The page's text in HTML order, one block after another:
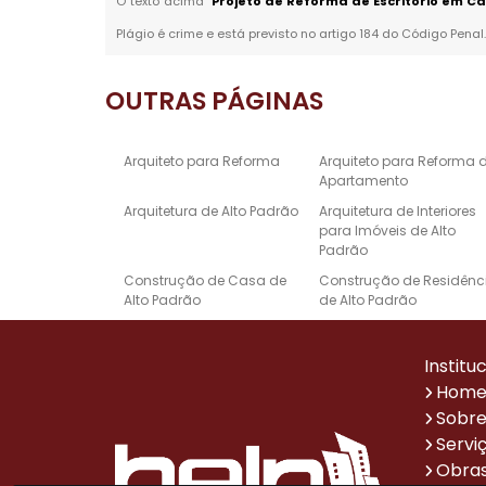
Plágio é crime e está previsto no artigo 184 do Código
OUTRAS PÁGINAS
Arquiteto para Reforma
Arquiteto para Reforma
Apartamento
Arquitetura de Alto Padrão
Arquitetura de Interiores
para Imóveis de Alto
Padrão
Construção de Casa de
Alto Padrão
Construção de
de Alto Padrão
Casas de Alto Padrão
Padrão
Reforma de Escritório
Sistema de Automação
Empresa de Reformas
Home